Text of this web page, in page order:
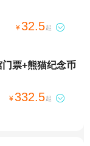
¥32.5起 
票+熊猫纪念币
¥332.5起 